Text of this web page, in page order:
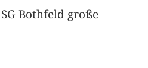
Bothfeld große